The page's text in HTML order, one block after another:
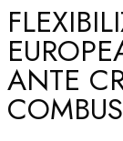
Aerolíneas
Aeronáutica
ANTE